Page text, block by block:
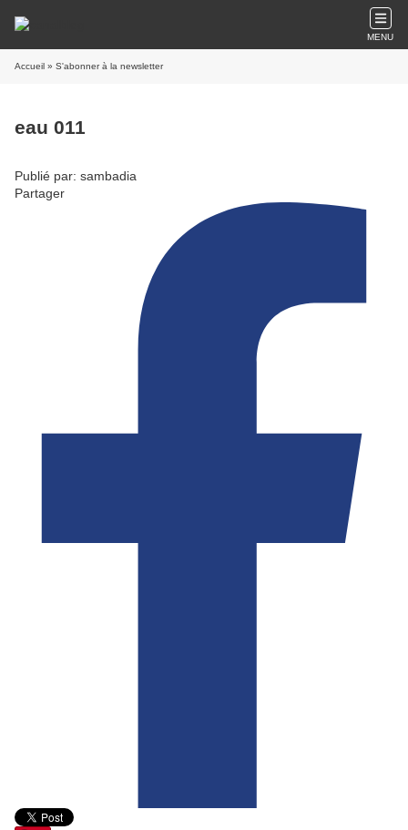
MENU
Accueil » S'abonner à la newsletter
eau 011
Publié par: sambadia
Partager